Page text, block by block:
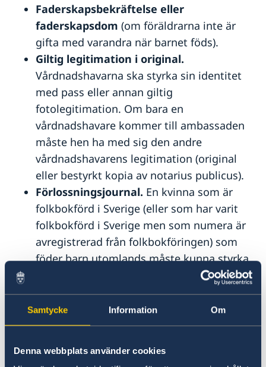
Samtycke Information Om
Denna webbplats använder cookies
Faderskapsbekräftelse eller
faderskapsdom (om föräldrarna inte är
gifta med varandra när barnet föds).
Giltig legitimation i original.
Vårdnadshavarna ska styrka sin identitet
med pass eller annan giltig
fotolegitimation. Om bara en
vårdnadshavare kommer till ambassaden
måste hen ha med sig den andre
vårdnadshavarens legitimation (original
eller bestyrkt kopia av notarius publicus).
Förlossningsjournal. En kvinna som är
folkbokförd i Sverige (eller som har varit
folkbokförd i Sverige men som numera är
avregistrerad från folkbokföringen) som
föder barn utomlands måste kunna styrka
att det är hon som fött barnet. För att
styrka relationen mor/barn är det inte
tillräckligt att enbart visa upp ett
födelsebevis, det krävs även ett
dylikt, där det framgår att det är kvinnan